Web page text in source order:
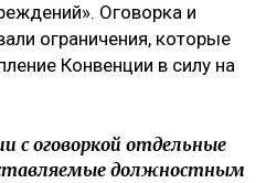
Оговорка и
ограничения, которые
Конвенции в силу на
с оговоркой отдельные
должностным